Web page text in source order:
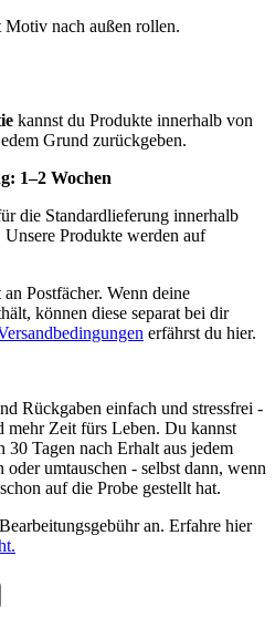
nach außen rollen.
kannst du Produkte innerhalb von
Grund zurückgeben.
1–2 Wochen
die Standardlieferung innerhalb
Produkte werden auf
Postfächer. Wenn deine
können diese separat bei dir
erfährst du hier.
Rückgaben einfach und stressfrei -
mehr Zeit fürs Leben. Du kannst
Tagen nach Erhalt aus jedem
umtauschen - selbst dann, wenn
auf die Probe gestellt hat.
an. Erfahre hier